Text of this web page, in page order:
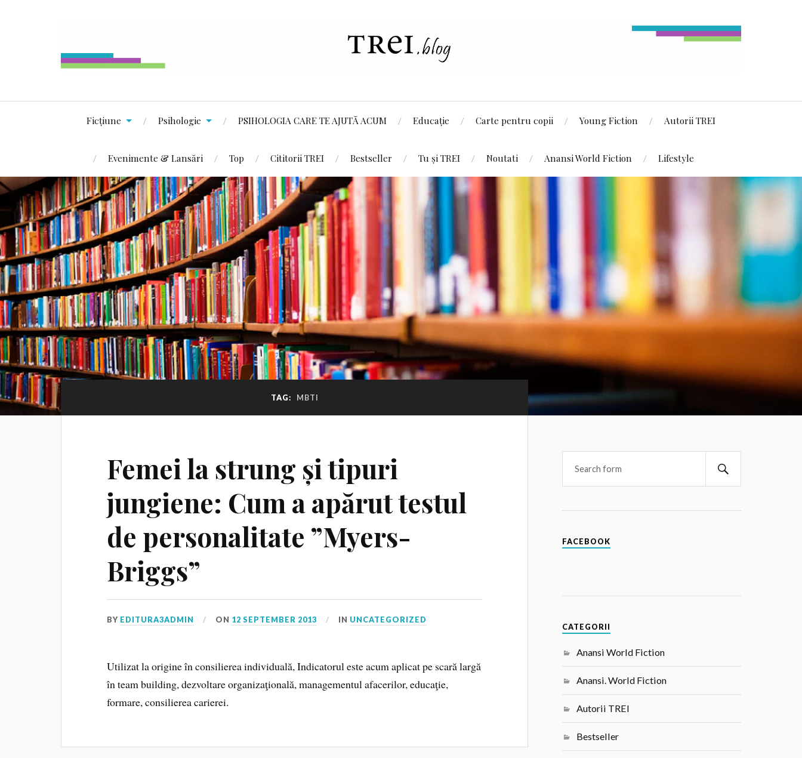
Ficțiune Psihologie PSIHOLOGIA CARE TE AJUTĂ ACUM Educație Carte pentru copii Young Fiction Autorii TREI
Evenimente & Lansări Top Cititorii TREI Bestseller Tu și TREI Noutati Anansi World Fiction Lifestyle
TAG: MBTI
Femei la strung și tipuri
jungiene: Cum a apărut testul
de personalitate ”Myers-
Briggs”
BY EDITURA3ADMIN ON 12 SEPTEMBER 2013 IN UNCATEGORIZED
Utilizat la origine în consilierea individuală, Indicatorul este acum aplicat pe scară largă
în team building, dezvoltare organizaţională, managementul afacerilor, educaţie,
formare, consilierea carierei.
FACEBOOK
CATEGORII
Anansi World Fiction
Anansi. World Fiction
Autorii TREI
Bestseller